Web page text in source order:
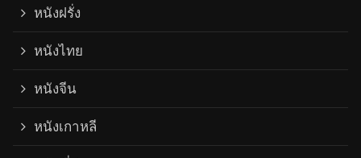
หนังฝรั่ง
หนังไทย
หนังจีน
หนังเกาหลี